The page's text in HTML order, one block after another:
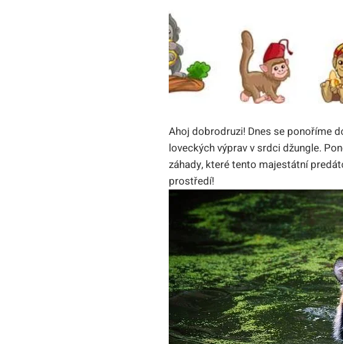
Ahoj dobrodruzi! Dnes se ponoříme
loveckých výprav v srdci džungle.
záhady, které tento majestátní
prostředí!